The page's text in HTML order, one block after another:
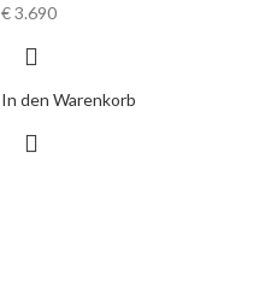
€3.690
In den Warenkorb